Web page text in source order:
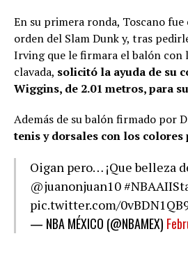
En su primera ronda, Toscano fue
orden del Slam Dunk y, tras
Irving que le firmara el balón con
clavada, solicitó la ayuda de su
Wiggins, de 2.01 metros, para
Además de su balón firmado por
tenis y dorsales con los colores
Oigan pero… ¡Que belleza
@juanonjuan10
pic.twitter.com/
— NBA MÉXICO (@NBAMEX)